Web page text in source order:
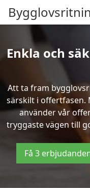
Enkla och
Att ta fram
särskilt i offertfasen.
använder vår
tryggaste vägen till
Få 3